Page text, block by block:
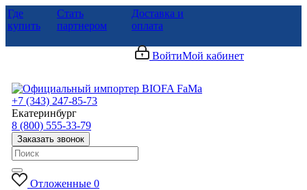
Где
купить
Стать
партнером
Доставка и
оплата
ВойтиМой кабинет
+7 (343) 247-85-73
Екатеринбург
8 (800) 555-33-79
Заказать звонок
Отложенные 0